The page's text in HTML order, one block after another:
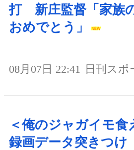
打 新庄監督「家族
おめでとう」
08月07日 22:41 日刊スポ
＜俺のジャガイモ食
録画データ突きつけ